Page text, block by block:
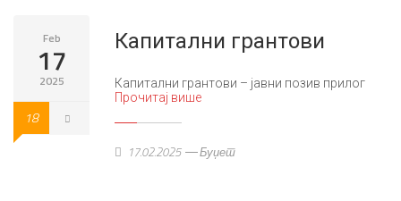
Feb
17
2025
18
Капитални грантови
Капитални грантови – јавни позив прилог
Прочитај више
17.02.2025 Буџет